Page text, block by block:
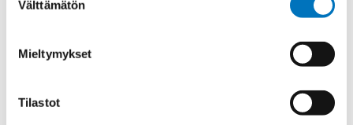
valinta
Välttämätön
Mieltymykset
Tilastot